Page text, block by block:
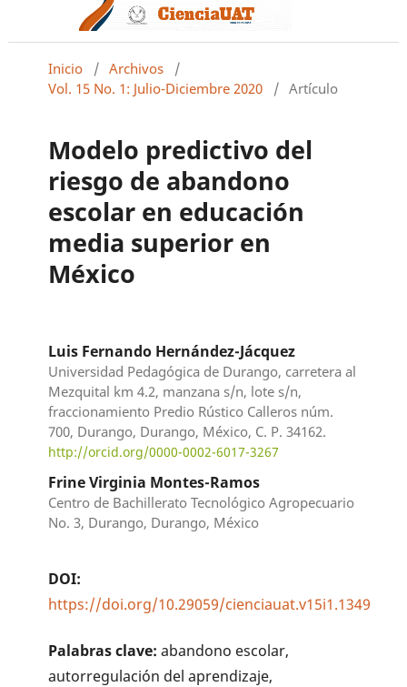
Inicio / Archivos
/
Vol. 15 No. 1: Julio-Diciembre 2020
/ Artículo
Modelo predictivo del
riesgo de abandono
escolar en educación
media superior en
México
Luis Fernando Hernández-Jácquez
Universidad Pedagógica de Durango, carretera al
Mezquital km 4.2, manzana s/n, lote s/n,
fraccionamiento Predio Rústico Calleros núm.
700, Durango, Durango, México, C. P. 34162.
http://orcid.org/0000-0002-6017-3267
Frine Virginia Montes-Ramos
Centro de Bachillerato Tecnológico Agropecuario
No. 3, Durango, Durango, México
DOI:
https://doi.org/10.29059/cienciauat.v15i1.1349
Palabras clave:abandono escolar,
autorregulación del aprendizaje,